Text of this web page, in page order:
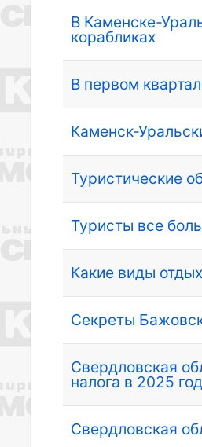
В Каменске-
корабликах
В первом
Каменск-
Туристические
Туристы все
Какие виды
Секреты
Свердловская
налога в 2025
Свердловская